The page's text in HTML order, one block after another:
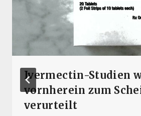
Ivermectin-Studien
vornherein zum
verurteilt